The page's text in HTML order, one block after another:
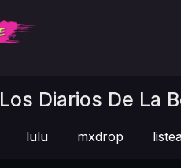
Los Diarios De La
lulu mxdrop